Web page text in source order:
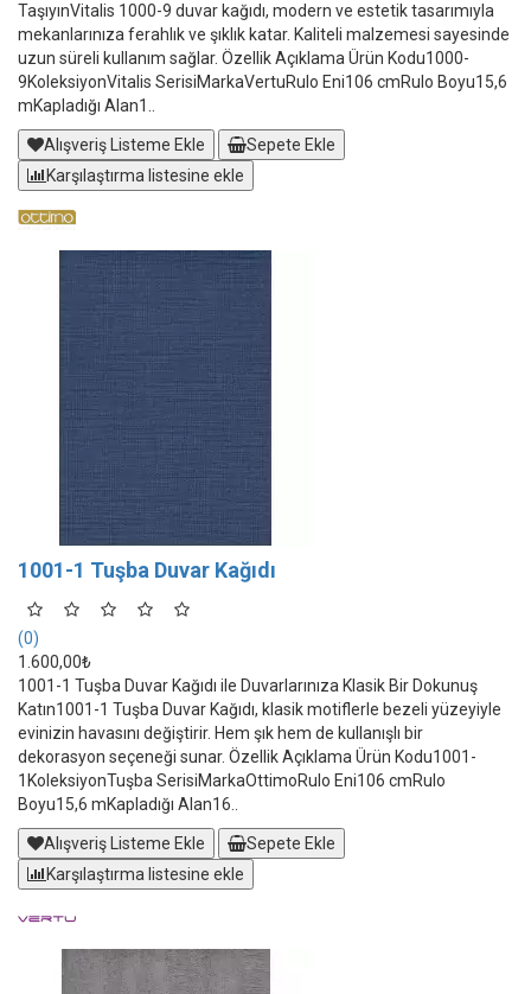
TaşıyınVitalis 1000-9 duvar kağıdı, modern ve estetik tasarımıyla
mekanlarınıza ferahlık ve şıklık katar. Kaliteli malzemesi sayesinde
uzun süreli kullanım sağlar. Özellik Açıklama Ürün Kodu1000-
9KoleksiyonVitalis SerisiMarkaVertuRulo Eni106 cmRulo Boyu15,6
mKapladığı Alan1..
Alışveriş Listeme Ekle
Sepete Ekle
Karşılaştırma listesine ekle
1001-1 Tuşba Duvar Kağıdı
(0)
1.600,00₺
1001-1 Tuşba Duvar Kağıdı ile Duvarlarınıza Klasik Bir Dokunuş
Katın1001-1 Tuşba Duvar Kağıdı, klasik motiflerle bezeli yüzeyiyle
evinizin havasını değiştirir. Hem şık hem de kullanışlı bir
dekorasyon seçeneği sunar. Özellik Açıklama Ürün Kodu1001-
1KoleksiyonTuşba SerisiMarkaOttimoRulo Eni106 cmRulo
Boyu15,6 mKapladığı Alan16..
Alışveriş Listeme Ekle
Sepete Ekle
Karşılaştırma listesine ekle